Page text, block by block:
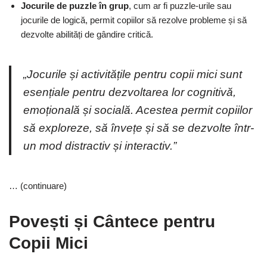
Jocurile de puzzle în grup, cum ar fi puzzle-urile sau
jocurile de logică, permit copiilor să rezolve probleme și să
dezvolte abilități de gândire critică.
„Jocurile și activitățile pentru copii mici sunt
esențiale pentru dezvoltarea lor cognitivă,
emoțională și socială. Acestea permit copiilor
să exploreze, să învețe și să se dezvolte într-
un mod distractiv și interactiv.”
… (continuare)
Povești și Cântece pentru
Copii Mici